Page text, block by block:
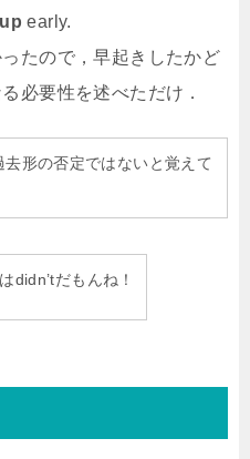
early.
たので，早起きしたかど
必要性を述べただけ．
形の否定ではないと覚えて
didn’tだもんね！